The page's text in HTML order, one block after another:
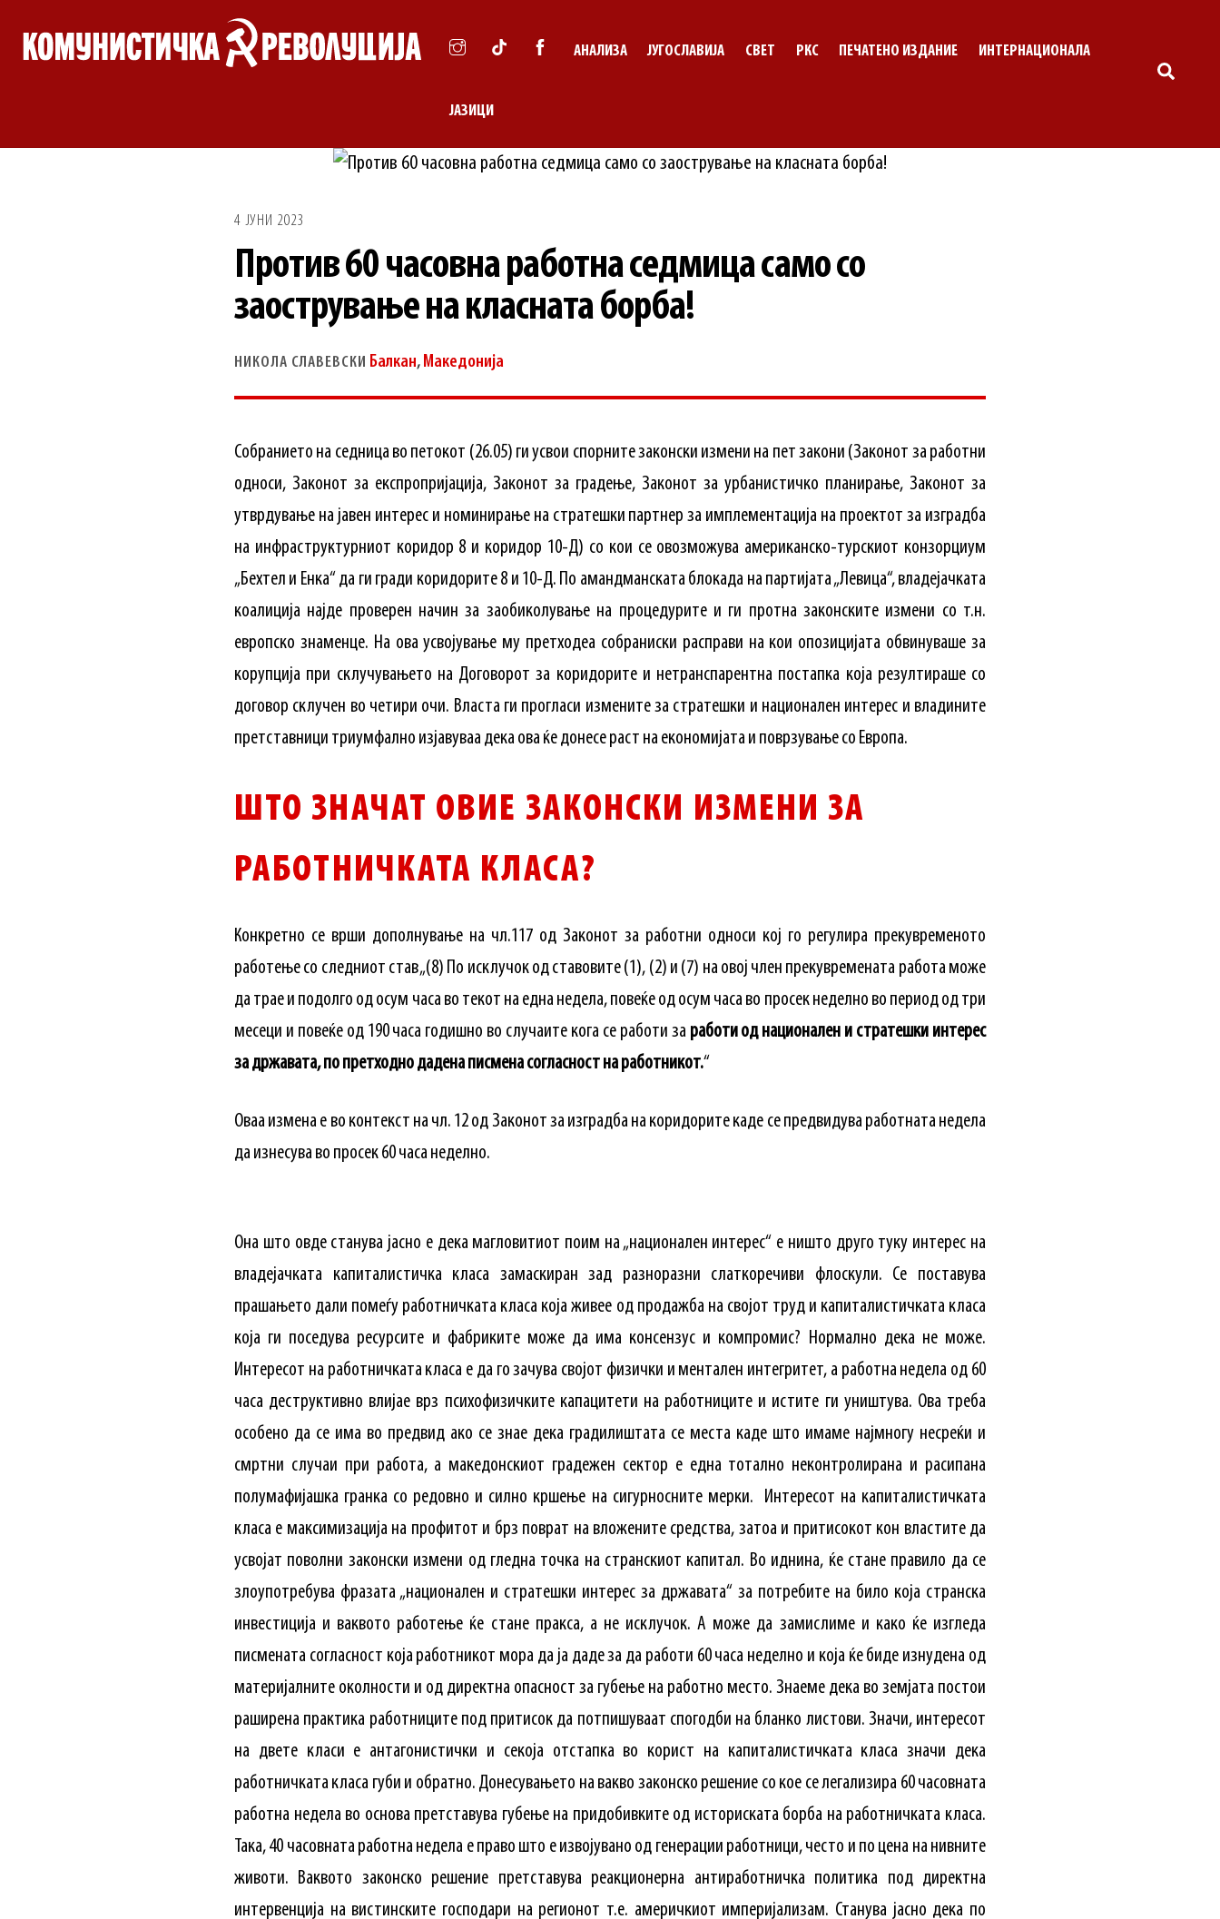
АНАЛИЗА ЈУГОСЛАВИЈА СВЕТ РКС ПЕЧАТЕНО ИЗДАНИЕ ИНТЕРНАЦИОНАЛА
ЈАЗИЦИ
4 ЈУНИ 2023
Против 60 часовна работна седмица само со
заострување на класната борба!
НИКОЛА СЛАВЕВСКИ Балкан, Македонија
Собранието на седница во петокот (26.05) ги усвои спорните законски измени на пет закони (Законот за работни
односи, Законот за експропријација, Законот за градење, Законот за урбанистичко планирањe, Законот за
утврдување на јавен интерес и номинирање на стратешки партнер за имплементација на проектот за изградба
на инфраструктурниот коридор 8 и коридор 10-Д) со кои се овозможува американско-турскиот конзорциум
„Бехтел и Енка“ да ги гради коридорите 8 и 10-Д. По амандманската блокада на партијата „Левица“, владејачката
коалиција најде проверен начин за заобиколување на процедурите и ги протна законските измени со т.н.
европско знаменце. На ова усвојување му претходеа собраниски расправи на кои опозицијата обвинуваше за
корупција при склучувањето на Договорот за коридорите и нетранспарентна постапка која резултираше со
договор склучен во четири очи. Власта ги прогласи измените за стратешки и национален интерес и владините
претставници триумфално изјавуваа дека ова ќе донесе раст на економијата и поврзување со Европа.
ШТО ЗНАЧАТ ОВИЕ ЗАКОНСКИ ИЗМЕНИ ЗА
РАБОТНИЧКАТА КЛАСА?
Конкретно се врши дополнување на чл.117 од Законот за работни односи кој го регулира прекувременото
работење со следниот став „(8) По исклучок од ставовите (1), (2) и (7) на овој член прекувремената работа може
да трае и подолго од осум часа во текот на една недела, повеќе од осум часа во просек неделно во период од три
месеци и повеќе од 190 часа годишно во случаите кога се работи за работи од национален и стратешки интерес
за државата, по претходно дадена писмена согласност на работникот.“
Оваа измена е во контекст на чл. 12 од Законот за изградба на коридорите каде се предвидува работната недела
да изнесува во просек 60 часа неделно.
Она што овде станува јасно е дека магловитиот поим на „национален интерес“ е ништо друго туку интерес на
владејачката капиталистичка класа замаскиран зад разноразни слаткоречиви флоскули. Се поставува
прашањето дали помеѓу работничката класа која живее од продажба на својот труд и капиталистичката класа
која ги поседува ресурсите и фабриките може да има консензус и компромис? Нормално дека не може.
Интересот на работничката класа е да го зачува својот физички и ментален интегритет, а работна недела од 60
часа деструктивно влијае врз психофизичките капацитети на работниците и истите ги уништува. Ова треба
особено да се има во предвид ако се знае дека градилиштата се места каде што имаме најмногу несреќи и
смртни случаи при работа, а македонскиот градежен сектор е една тотално неконтролирана и расипана
полумафијашка гранка со редовно и силно кршење на сигурносните мерки. Интересот на капиталистичката
класа е максимизација на профитот и брз поврат на вложените средства, затоа и притисокот кон властите да
усвојат поволни законски измени од гледна точка на странскиот капитал. Во иднина, ќе стане правило да се
злоупотребува фразата „национален и стратешки интерес за државата“ за потребите на било која странска
инвестиција и ваквото работење ќе стане пракса, а не исклучок. А може да замислиме и како ќе изгледа
писмената согласност која работникот мора да ја даде за да работи 60 часа неделно и која ќе биде изнудена од
материјалните околности и од директна опасност за губење на работно место. Знаеме дека во земјата постои
раширена практика работниците под притисок да потпишуваат спогодби на бланко листови. Значи, интересот
на двете класи е антагонистички и секоја отстапка во корист на капиталистичката класа значи дека
работничката класа губи и обратно. Донесувањето на вакво законско решение со кое се легализира 60 часовната
работна недела во основа претставува губење на придобивките од историската борба на работничката класа.
Така, 40 часовната работна недела е право што е извојувано од генерации работници, често и по цена на нивните
животи. Ваквото законско решение претставува реакционерна антиработничка политика под директна
интервенција на вистинските господари на регионот т.е. америчкиот империјализам. Станува јасно дека по